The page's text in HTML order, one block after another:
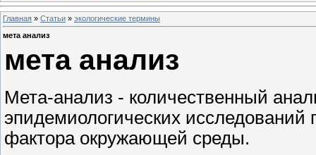
Главная » Статьи » экологические термины
мета анализ
мета анализ
Мета-анализ - количественный
эпидемиологических исследований
фактора окружающей среды.